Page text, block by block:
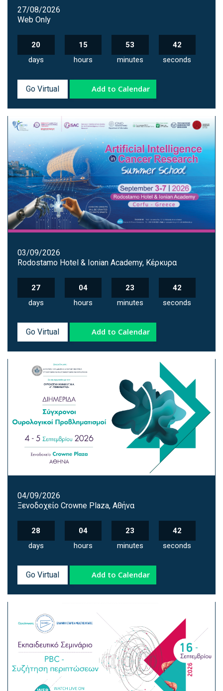
27/08/2026
Web Only
20
days
15
hours
53
minutes
41
seconds
Go Virtual Add to Calendar
03/09/2026
Rodostamo Hotel & Ionian Academy, Κέρκυρα
27
days
04
hours
23
minutes
41
seconds
Go Virtual Add to Calendar
04/09/2026
Ξενοδοχείο Crowne Plaza, Αθήνα
28
days
04
hours
23
minutes
41
seconds
Go Virtual Add to Calendar